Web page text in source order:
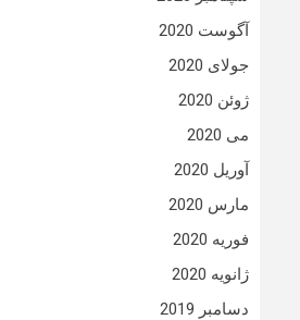
آگوست 2020
جولای 2020
ژوئن 2020
می 2020
آوریل 2020
مارس 2020
فوریه 2020
ژانویه 2020
دسامبر 2019